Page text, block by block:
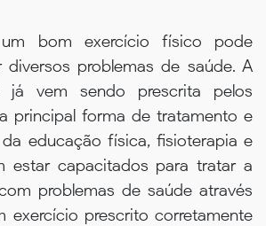
bom exercício físico pode
diversos problemas de saúde. A
já vem sendo prescrita pelos
principal forma de tratamento e
educação física, fisioterapia e
estar capacitados para tratar a
problemas de saúde através
exercício prescrito corretamente